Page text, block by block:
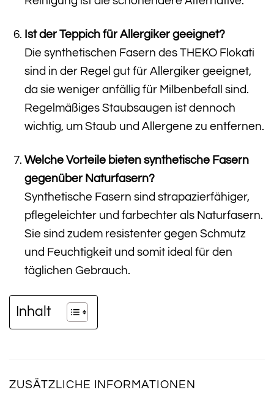
Ist der Teppich für Allergiker geeignet?
Die synthetischen Fasern des THEKO Flokati
sind in der Regel gut für Allergiker geeignet,
da sie weniger anfällig für Milbenbefall sind.
Regelmäßiges Staubsaugen ist dennoch
wichtig, um Staub und Allergene zu entfernen.
Welche Vorteile bieten synthetische Fasern
gegenüber Naturfasern?
Synthetische Fasern sind strapazierfähiger,
pflegeleichter und farbechter als Naturfasern.
Sie sind zudem resistenter gegen Schmutz
und Feuchtigkeit und somit ideal für den
täglichen Gebrauch.
Inhalt
ZUSÄTZLICHE INFORMATIONEN